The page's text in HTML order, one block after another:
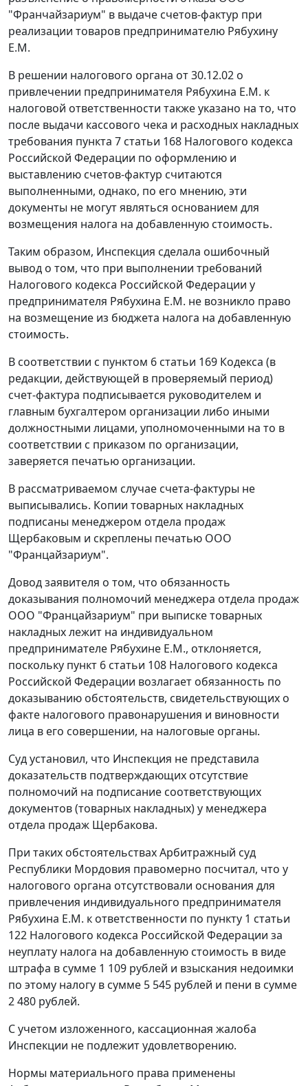
"Франчайзариум" в выдаче счетов-фактур при
реализации товаров предпринимателю Рябухину
Е.М.
В решении налогового органа от 30.12.02 о
привлечении предпринимателя Рябухина Е.М. к
налоговой ответственности также указано на то, что
после выдачи кассового чека и расходных накладных
требования пункта 7 статьи 168 Налогового кодекса
Российской Федерации по оформлению и
выставлению счетов-фактур считаются
выполненными, однако, по его мнению, эти
документы не могут являться основанием для
возмещения налога на добавленную стоимость.
Таким образом, Инспекция сделала ошибочный
вывод о том, что при выполнении требований
Налогового кодекса Российской Федерации у
предпринимателя Рябухина Е.М. не возникло право
на возмещение из бюджета налога на добавленную
стоимость.
В соответствии с пунктом 6 статьи 169 Кодекса (в
редакции, действующей в проверяемый период)
счет-фактура подписывается руководителем и
главным бухгалтером организации либо иными
должностными лицами, уполномоченными на то в
соответствии с приказом по организации,
заверяется печатью организации.
В рассматриваемом случае счета-фактуры не
выписывались. Копии товарных накладных
подписаны менеджером отдела продаж
Щербаковым и скреплены печатью ООО
"Францайзариум".
Довод заявителя о том, что обязанность
доказывания полномочий менеджера отдела продаж
ООО "Францайзариум" при выписке товарных
накладных лежит на индивидуальном
предпринимателе Рябухине Е.М., отклоняется,
поскольку пункт 6 статьи 108 Налогового кодекса
Российской Федерации возлагает обязанность по
доказыванию обстоятельств, свидетельствующих о
факте налогового правонарушения и виновности
лица в его совершении, на налоговые органы.
Суд установил, что Инспекция не представила
доказательств подтверждающих отсутствие
полномочий на подписание соответствующих
документов (товарных накладных) у менеджера
отдела продаж Щербакова.
При таких обстоятельствах Арбитражный суд
Республики Мордовия правомерно посчитал, что у
налогового органа отсутствовали основания для
привлечения индивидуального предпринимателя
Рябухина Е.М. к ответственности по пункту 1 статьи
122 Налогового кодекса Российской Федерации за
неуплату налога на добавленную стоимость в виде
штрафа в сумме 1 109 рублей и взыскания недоимки
по этому налогу в сумме 5 545 рублей и пени в сумме
2 480 рублей.
С учетом изложенного, кассационная жалоба
Инспекции не подлежит удовлетворению.
Нормы материального права применены